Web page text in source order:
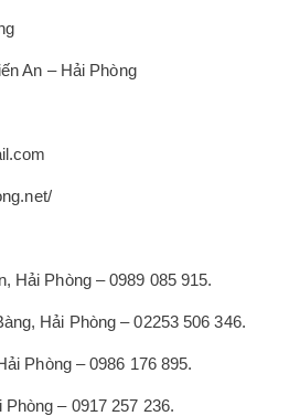
An – Hải Phòng
Hải Phòng – 0989 085 915.
Hải Phòng – 02253 506 346.
Phòng – 0986 176 895.
– 0917 257 236.